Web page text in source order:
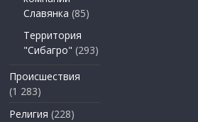
Славянка (85)
Территория
"Сибагро" (293)
Происшествия
(1 283)
Религия (228)